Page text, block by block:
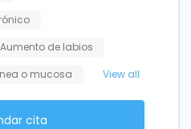
Aumento de labios
o mucosa
View all
cita